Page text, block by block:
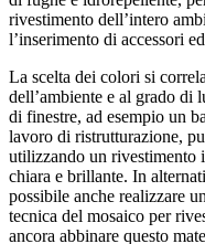
rivestimento dell’intero
l’inserimento di accessori
La scelta dei colori si
dell’ambiente e al grado di
di finestre, ad esempio un
lavoro di ristrutturazione,
utilizzando un rivestimento
chiara e brillante. In
possibile anche realizzare
tecnica del mosaico per
ancora abbinare questo